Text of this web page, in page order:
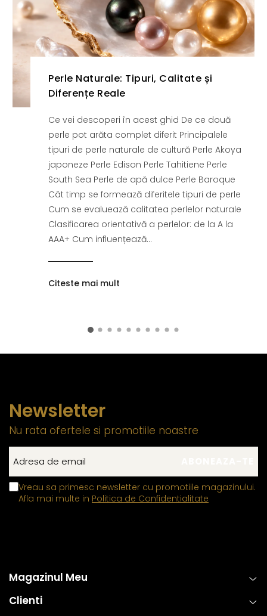
Perle Naturale: Tipuri, Calitate și
Diferențe Reale
Ce vei descoperi în acest ghid De ce două
perle pot arăta complet diferit Principalele
tipuri de perle naturale de cultură Perle Akoya
japoneze Perle Edison Perle Tahitiene Perle
South Sea Perle de apă dulce Perle Baroque
Cât timp se formează diferitele tipuri de perle
Cum se evaluează calitatea perlelor naturale
Clasificarea orientativă a perlelor: de la A la
AAA+ Cum influențează...
Citeste mai mult
Newsletter
Nu rata ofertele si promotiile noastre
Vreau sa primesc newsletter cu promotiile magazinului.
Afla mai multe in Politica de Confidentialitate
Magazinul Meu
Clienti